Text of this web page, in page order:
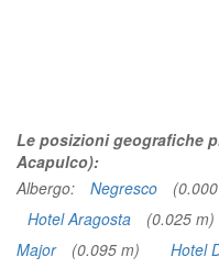
Le posizioni geografiche
Acapulco):
Albergo:
Negresco
Hotel Aragosta
(0.025
Major
(0.095 m) Hotel